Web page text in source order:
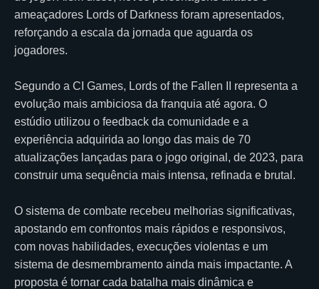
ameaçadores Lords of Darkness foram apresentados,
reforçando a escala da jornada que aguarda os
jogadores.
Segundo a CI Games, Lords of the Fallen II representa a
evolução mais ambiciosa da franquia até agora. O
estúdio utilizou o feedback da comunidade e a
experiência adquirida ao longo das mais de 70
atualizações lançadas para o jogo original, de 2023, para
construir uma sequência mais intensa, refinada e brutal.
O sistema de combate recebeu melhorias significativas,
apostando em confrontos mais rápidos e responsivos,
com novas habilidades, execuções violentas e um
sistema de desmembramento ainda mais impactante. A
proposta é tornar cada batalha mais dinâmica e